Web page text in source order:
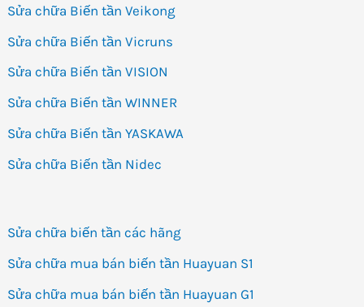
Sửa chữa Biến tần Veikong
Sửa chữa Biến tần Vicruns
Sửa chữa Biến tần VISION
Sửa chữa Biến tần WINNER
Sửa chữa Biến tần YASKAWA
Sửa chữa Biến tần Nidec
Sửa chữa biến tần các hãng
Sửa chữa mua bán biến tần Huayuan S1
Sửa chữa mua bán biến tần Huayuan G1